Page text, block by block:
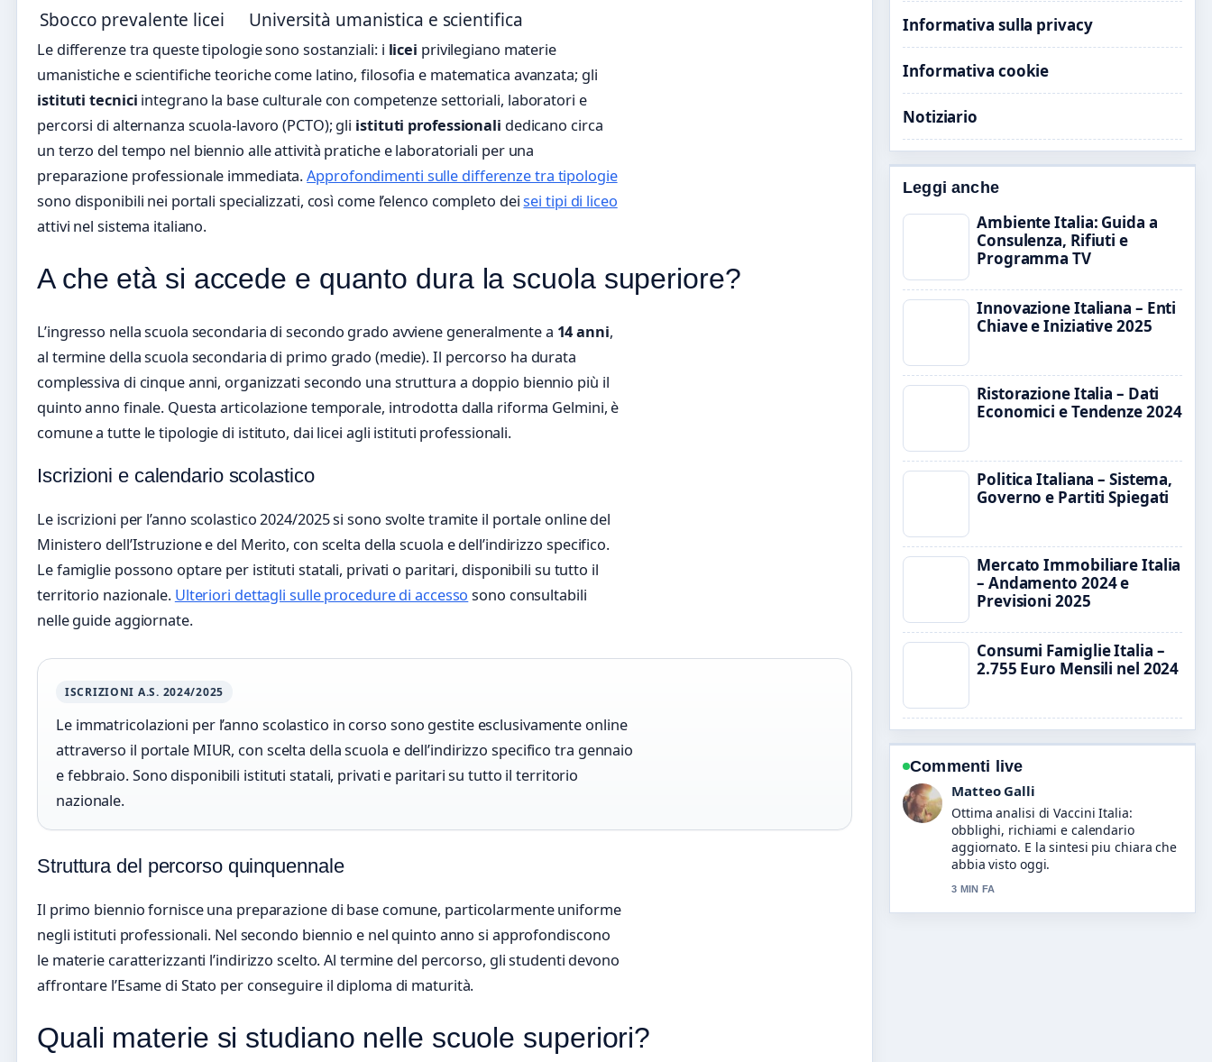
Sbocco prevalente licei
Università umanistica e scientifica
Le differenze tra queste tipologie sono sostanziali: i licei privilegiano materie
umanistiche e scientifiche teoriche come latino, filosofia e matematica avanzata; gli
istituti tecnici integrano la base culturale con competenze settoriali, laboratori e
percorsi di alternanza scuola-lavoro (PCTO); gli istituti professionali dedicano circa
un terzo del tempo nel biennio alle attività pratiche e laboratoriali per una
preparazione professionale immediata.Approfondimenti sulle differenze tra tipologie
sono disponibili nei portali specializzati, così come l’elenco completo deisei tipi di liceo
attivi nel sistema italiano.
A che età si accede e quanto dura la scuola superiore?
L’ingresso nella scuola secondaria di secondo grado avviene generalmente a 14 anni,
al termine della scuola secondaria di primo grado (medie). Il percorso ha durata
complessiva di cinque anni, organizzati secondo una struttura a doppio biennio più il
quinto anno finale. Questa articolazione temporale, introdotta dalla riforma Gelmini, è
comune a tutte le tipologie di istituto, dai licei agli istituti professionali.
Iscrizioni e calendario scolastico
Le iscrizioni per l’anno scolastico 2024/2025 si sono svolte tramite il portale online del
Ministero dell’Istruzione e del Merito, con scelta della scuola e dell’indirizzo specifico.
Le famiglie possono optare per istituti statali, privati o paritari, disponibili su tutto il
territorio nazionale. Ulteriori dettagli sulle procedure di accesso sono consultabili
nelle guide aggiornate.
ISCRIZIONI A.S. 2024/2025
Le immatricolazioni per l’anno scolastico in corso sono gestite esclusivamente online
attraverso il portale MIUR, con scelta della scuola e dell’indirizzo specifico tra gennaio
e febbraio. Sono disponibili istituti statali, privati e paritari su tutto il territorio
nazionale.
Struttura del percorso quinquennale
Il primo biennio fornisce una preparazione di base comune, particolarmente uniforme
negli istituti professionali. Nel secondo biennio e nel quinto anno si approfondiscono
le materie caratterizzanti l’indirizzo scelto. Al termine del percorso, gli studenti devono
affrontare l’Esame di Stato per conseguire il diploma di maturità.
Quali materie si studiano nelle scuole superiori?
Informativa sulla privacy
Informativa cookie
Notiziario
Leggi anche
Ambiente Italia: Guida a
Consulenza, Rifiuti e
Programma TV
Innovazione Italiana – Enti
Chiave e Iniziative 2025
Ristorazione Italia – Dati
Economici e Tendenze 2024
Politica Italiana – Sistema,
Governo e Partiti Spiegati
Mercato Immobiliare Italia
– Andamento 2024 e
Previsioni 2025
Consumi Famiglie Italia –
2.755 Euro Mensili nel 2024
Commenti live
Chiara Romano
Seguo da vicino Ferrovie Italia: Rete,
biglietti, orari e operatori... – apprezzo
il tono equilibrato di questa
copertura.
5 MIN FA